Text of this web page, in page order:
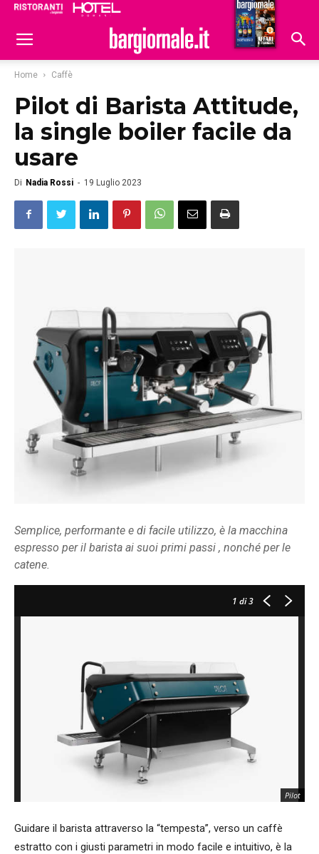
Hoteldomani
Home Caffè
Pilot di Barista Attitude,
la single boiler facile da
usare
Di Nadia Rossi - 19 Luglio 2023
Semplice, performante e di facile utilizzo, è la macchina
espresso per il barista ai suoi primi passi , nonché per le
catene.
1 di 3
Pilot
Guidare il barista attraverso la “tempesta”, verso un caffè
estratto con i giusti parametri in modo facile e intuitivo, è la